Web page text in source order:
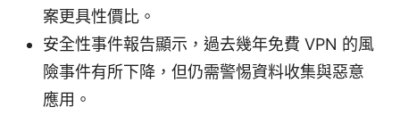
案更具性價比。
安全性事件報告顯示，過去幾年免費 VPN 的風
險事件有所下降，但仍需警惕資料收集與惡意
應用。